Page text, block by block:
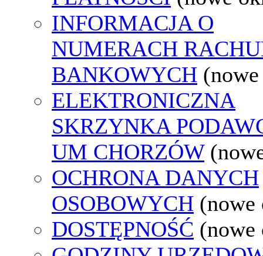
INFORMACJA O
NUMERACH
BANKOWYCH
ELEKTRONICZNA
SKRZYNKA
UM CHORZÓW
OCHRONA DANYCH
OSOBOWYCH (nowe
DOSTĘPNOŚĆ (nowe